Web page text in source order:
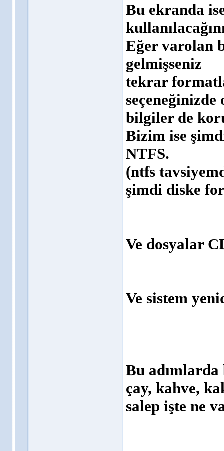
Bu ekranda
Eğer varolan
gelmişseniz
tekrar
bilgiler de
Bizim ise
NTFS.
(ntfs
şimdi diske
Ve dosyalar
Ve sistem
Bu
çay, kahve,
salep işte ne